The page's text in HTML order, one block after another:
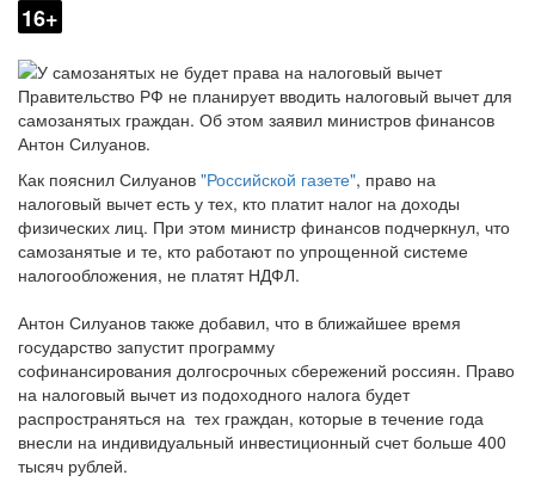
16+
Правительство РФ не планирует вводить налоговый вычет для
самозанятых граждан. Об этом заявил министров финансов
Антон Силуанов.
Как пояснил Силуанов "Российской газете", право на
налоговый вычет есть у тех, кто платит налог на доходы
физических лиц. При этом министр финансов подчеркнул, что
самозанятые и те, кто работают по упрощенной системе
налогообложения, не платят НДФЛ.
Антон Силуанов также добавил, что в ближайшее время
государство запустит программу
софинансирования долгосрочных сбережений россиян. Право
на налоговый вычет из подоходного налога будет
распространяться на тех граждан, которые в течение года
внесли на индивидуальный инвестиционный счет больше 400
тысяч рублей.